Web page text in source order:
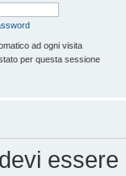
ad ogni visita
per questa sessione